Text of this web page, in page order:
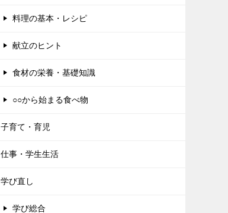
料理の基本・レシピ
献立のヒント
食材の栄養・基礎知識
○○から始まる食べ物
子育て・育児
仕事・学生生活
学び直し
学び総合